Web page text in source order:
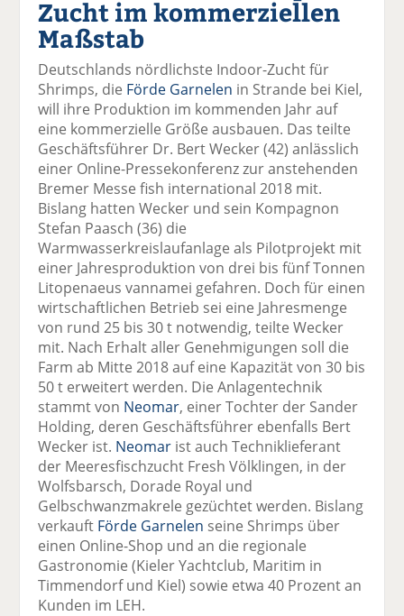
el
a
F
ac
e
b
o
o
k
te
e
n
el
t
tt
er
n
el
a
Li
n
k
e
di
n
te
il
n
el
p
m
ai
l
v
er
n
e
n
e
Zucht im kommerziellen
Maßstab
Deutschlands nördlichste Indoor-Zucht für
Shrimps, die Förde Garnelen in Strande bei Kiel,
will ihre Produktion im kommenden Jahr auf
eine kommerzielle Größe ausbauen. Das teilte
Geschäftsführer Dr. Bert Wecker (42) anlässlich
einer Online-Pressekonferenz zur anstehenden
Bremer Messe fish international 2018 mit.
Bislang hatten Wecker und sein Kompagnon
Stefan Paasch (36) die
Warmwasserkreislaufanlage als Pilotprojekt mit
einer Jahresproduktion von drei bis fünf Tonnen
Litopenaeus vannamei gefahren. Doch für einen
wirtschaftlichen Betrieb sei eine Jahresmenge
von rund 25 bis 30 t notwendig, teilte Wecker
mit. Nach Erhalt aller Genehmigungen soll die
Farm ab Mitte 2018 auf eine Kapazität von 30 bis
50 t erweitert werden. Die Anlagentechnik
stammt von Neomar, einer Tochter der Sander
Holding, deren Geschäftsführer ebenfalls Bert
Wecker ist. Neomar ist auch Techniklieferant
der Meeresfischzucht Fresh Völklingen, in der
Wolfsbarsch, Dorade Royal und
Gelbschwanzmakrele gezüchtet werden. Bislang
verkauft Förde Garnelen seine Shrimps über
einen Online-Shop und an die regionale
Gastronomie (Kieler Yachtclub, Maritim in
Timmendorf und Kiel) sowie etwa 40 Prozent an
Kunden im LEH.